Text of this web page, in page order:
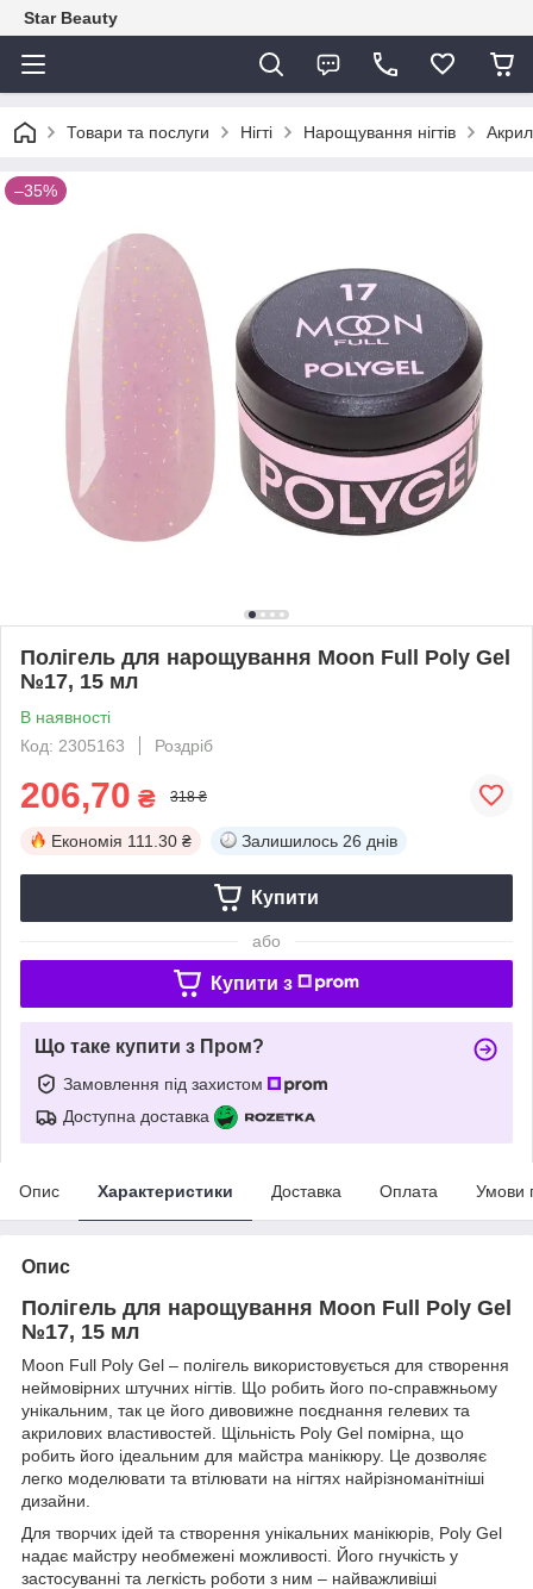
Star Beauty
Товари та послуги Нігті Нарощування нігтів
–35%
Полігель для нарощування Moon Full Poly Gel
№17, 15 мл
В наявності
Код: 2305163
Роздріб
206,70 ₴ 318 ₴
Економія 111.30 ₴ Залишилось 26 днів
Купити
або
Купити з
Що таке купити з Пром?
Замовлення під захистом
Доступна доставка
Опис Характеристики Доставка Оплата Умови
Опис
Полігель для нарощування Moon Full Poly Gel
№17, 15 мл
Moon Full Poly Gel – полігель використовується для створення
неймовірних штучних нігтів. Що робить його по-справжньому
унікальним, так це його дивовижне поєднання гелевих та
акрилових властивостей. Щільність Poly Gel помірна, що
робить його ідеальним для майстра манікюру. Це дозволяє
легко моделювати та втілювати на нігтях найрізноманітніші
дизайни.
Для творчих ідей та створення унікальних манікюрів, Poly Gel
надає майстру необмежені можливості. Його гнучкість у
застосуванні та легкість роботи з ним – найважливіші